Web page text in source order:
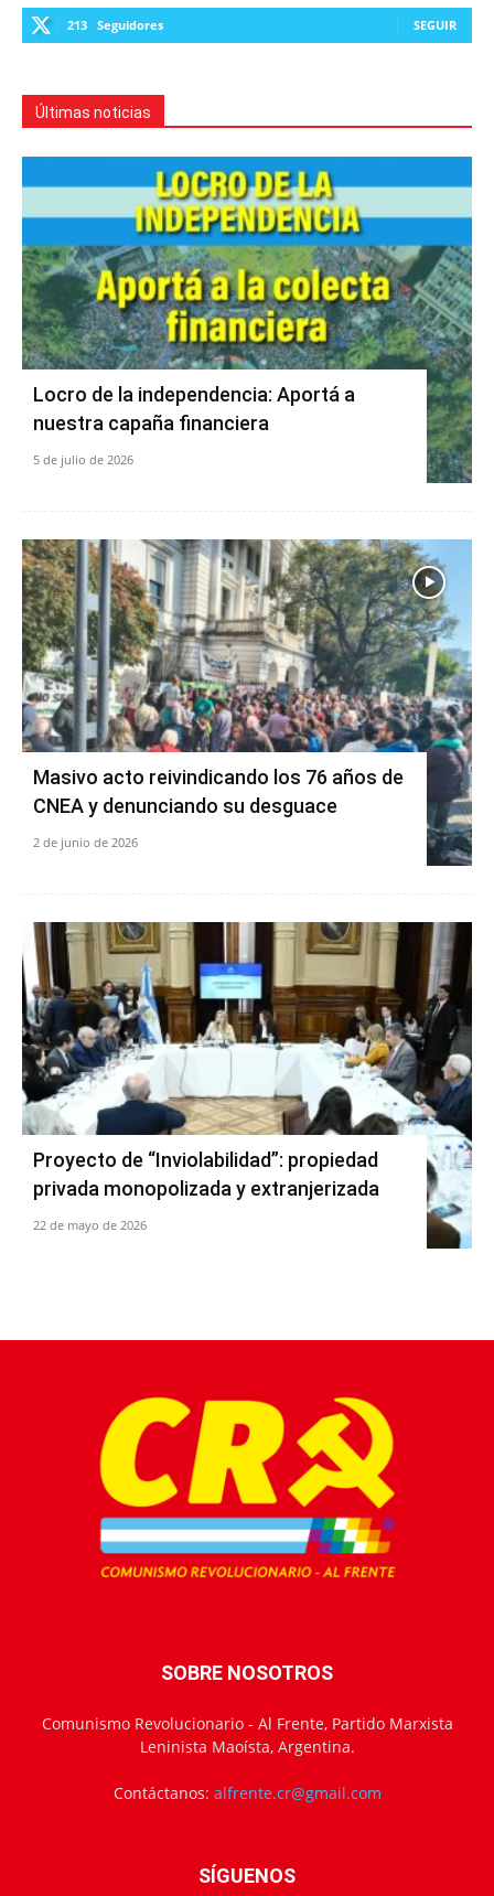
213 Seguidores SEGUIR
Últimas noticias
Locro de la independencia: Aportá a
nuestra capaña financiera
5 de julio de 2026
Masivo acto reivindicando los 76 años de
CNEA y denunciando su desguace
2 de junio de 2026
Proyecto de “Inviolabilidad”: propiedad
privada monopolizada y extranjerizada
22 de mayo de 2026
SOBRE NOSOTROS
Comunismo Revolucionario - Al Frente, Partido Marxista
Leninista Maoísta, Argentina.
Contáctanos: alfrente.cr@gmail.com
SÍGUENOS